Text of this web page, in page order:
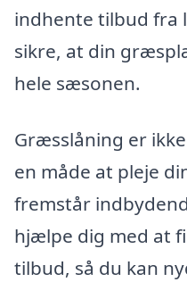
indhente tilbud fra
sikre, at din
hele sæsonen.
Græsslåning er
en måde at pleje
fremstår
hjælpe dig med at
tilbud, så du kan